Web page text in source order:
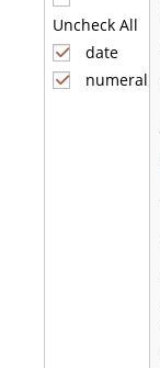
Uncheck All
date
numeral